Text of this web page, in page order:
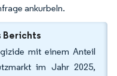
ankurbeln.
Berichts
mit einem Anteil
im Jahr 2025,